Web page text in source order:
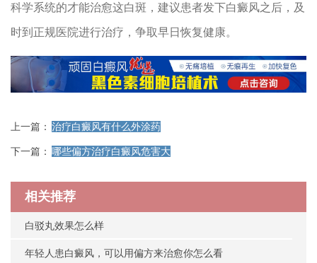
科学系统的才能治愈这白斑，建议患者发下白癜风之后，及
时到正规医院进行治疗，争取早日恢复健康。
上一篇： 治疗白癜风有什么外涂药
下一篇： 哪些偏方治疗白癜风危害大
相关推荐
白驳丸效果怎么样
年轻人患白癜风，可以用偏方来治愈你怎么看